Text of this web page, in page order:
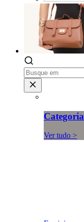
Categoria
Ver tudo >